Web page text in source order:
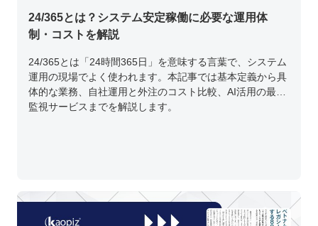
24/365とは？システム安定稼働に必要な運用体
制・コストを解説
24/365とは「24時間365日」を意味する言葉で、システム
運用の現場でよく使われます。本記事では基本定義から具
体的な業務、自社運用と外注のコスト比較、AI活用の最新
監視サービスまでを解説します。